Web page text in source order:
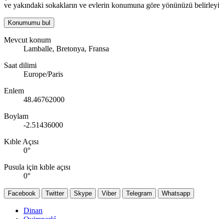
ve yakındaki sokakların ve evlerin konumuna göre yönünüzü
Konumumu bul
Mevcut konum
Lamballe, Bretonya, Fransa
Saat dilimi
Europe/Paris
Enlem
48.46762000
Boylam
-2.51436000
Kıble Açısı
0°
Pusula için kıble açısı
0°
Facebook Twitter Skype Viber Telegram Whatsapp
Dinan